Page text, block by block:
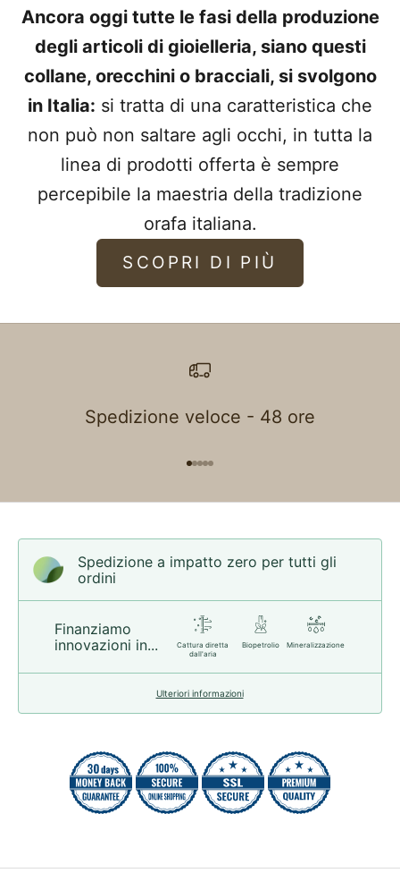
Ancora oggi tutte le fasi della produzione
degli articoli di gioielleria, siano questi
collane, orecchini o bracciali, si svolgono
in Italia: si tratta di una caratteristica che
non può non saltare agli occhi, in tutta la
linea di prodotti offerta è sempre
percepibile la maestria della tradizione
orafa italiana.
SCOPRI DI PIÙ
Spedizione veloce - 48 ore
Spedizione a impatto zero per tutti gli
ordini
Finanziamo
innovazioni in...
Cattura diretta
dall'aria
Biopetrolio Mineralizzazione
Ulteriori informazioni